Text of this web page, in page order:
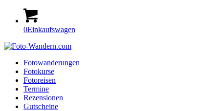
0Einkaufswagen
Fotowanderungen
Fotokurse
Fotoreisen
Termine
Rezensionen
Gutscheine